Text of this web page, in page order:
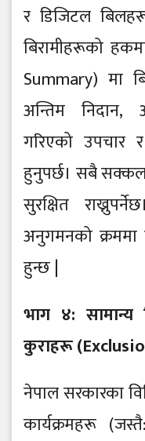
र डिजिटल
बिरामीहरूको
Summary) मा
अन्तिम निदान,
गरिएको उपचार
हुनुपर्छ। सबै
सुरक्षित
अनुगमनको क्रममा
हुन्छ |
भाग ४: सामान्य
कुराहरू
नेपाल सरकारका
कार्यक्रमहरू